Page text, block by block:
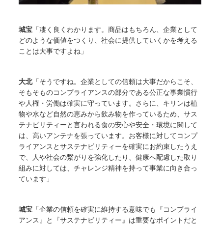
城宝 「凄く良くわかります。商品はもちろん、企業として
どのような価値をつくり、社会に提供していくかを考える
ことは大事ですよね」
大北「そうですね。企業としての信頼は大事だからこそ、
そもそものコンプライアンスの部分である公正な事業慣行
や人権・労働は確実に守っています。さらに、キリンは植
物や水など自然の恵みから飲み物を作っているため、サス
テナビリティーと言われる食の安心や安全・環境に関して
は、高いアンテナを張っています。お客様に対してコンプ
ライアンスとサステナビリティーを確実にお約束したうえ
で、人や社会の繋がりを強化したり、健康へ配慮した取り
組みに対しては、チャレンジ精神を持って事業に向き合っ
ています」
城宝 「企業の信頼を確実に維持する意味でも『コンプライ
アンス』と『サステナビリティー』は重要なポイントだと